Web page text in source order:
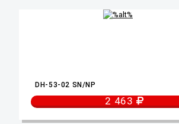
DH-53-02 SN/NP
2 463